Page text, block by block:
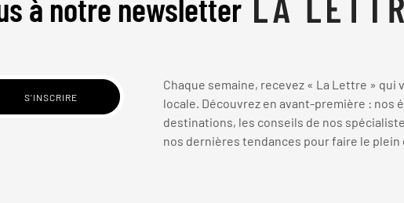
à notre newsletter
Chaque semaine, recevez « La Lettre » qui
locale. Découvrez en avant-première : nos
destinations, les conseils de nos
nos dernières tendances pour faire le plein